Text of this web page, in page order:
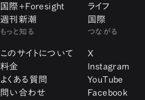
国際+Foresight
週刊新潮
ライフ
国際
もっと知る
このサイトについて
料金
よくある質問
問い合わせ
つながる
X
Instagram
YouTube
Facebook